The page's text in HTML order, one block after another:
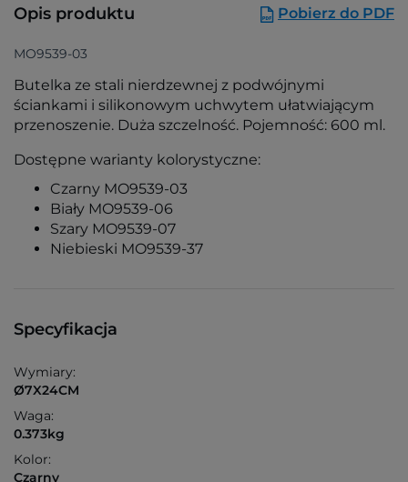
Opis produktu Pobierz do PDF
MO9539-03
Butelka ze stali nierdzewnej z podwójnymi
ściankami i silikonowym uchwytem ułatwiającym
przenoszenie. Duża szczelność. Pojemność: 600 ml.
Dostępne warianty kolorystyczne:
Czarny MO9539-03
Biały MO9539-06
Szary MO9539-07
Niebieski MO9539-37
Specyfikacja
Wymiary:
Ø7X24CM
Waga:
0.373kg
Kolor:
Czarny